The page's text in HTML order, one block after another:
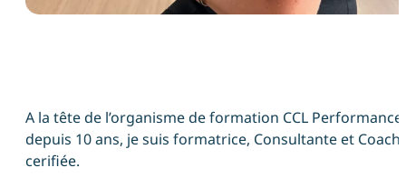
A la tête de l’organisme de formation CCL
depuis 10 ans, je suis formatrice, Consultante et Coach
cerifiée.